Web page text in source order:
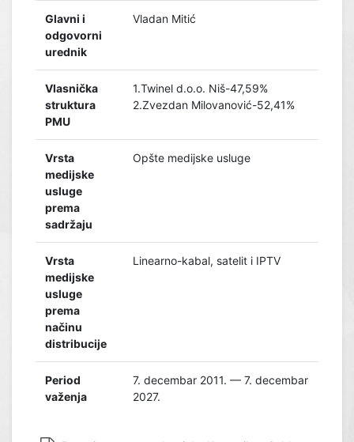
Glavni i
odgovorni
urednik
Vladan Mitić
Vlasnička
struktura
PMU
1.Twinel d.o.o. Niš-47,59%
2.Zvezdan Milovanović-52,41%
Vrsta
medijske
usluge
prema
sadržaju
Opšte medijske usluge
Vrsta
medijske
usluge
prema
načinu
distribucije
Linearno-kabal, satelit i IPTV
Period
važenja
7. decembar 2011. — 7. decembar
2027.